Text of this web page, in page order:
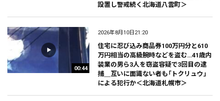
設置し警戒続く北海道八雲町＞
00:44
2026年8月10日21:20
住宅に忍び込み商品券100万円分と610
万円相当の高級腕時などを盗む…41歳内
装業の男ら3人を窃盗容疑で3回目の逮
捕＿互いに面識ない者も「トクリュウ」
による犯行か＜北海道札幌市＞